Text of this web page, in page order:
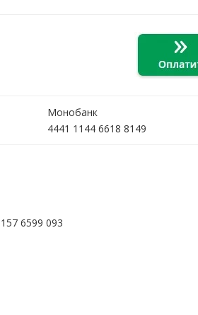
Монобанк
4441 1144 6618 8149
6599 093